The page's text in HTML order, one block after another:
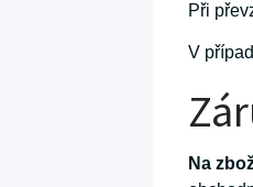
Při
V
Na